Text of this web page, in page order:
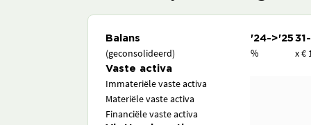
Balans '24->'25
(geconsolideerd) % x €
Vaste activa
Immateriële vaste activa
Materiële vaste activa
Financiële vaste activa